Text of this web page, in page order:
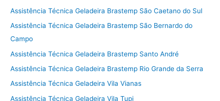
Assistência Técnica Geladeira Brastemp São Caetano do Sul
Assistência Técnica Geladeira Brastemp São Bernardo do
Campo
Assistência Técnica Geladeira Brastemp Santo André
Assistência Técnica Geladeira Brastemp Rio Grande da Serra
Assistência Técnica Geladeira Vila Vianas
Assistência Técnica Geladeira Vila Tupi